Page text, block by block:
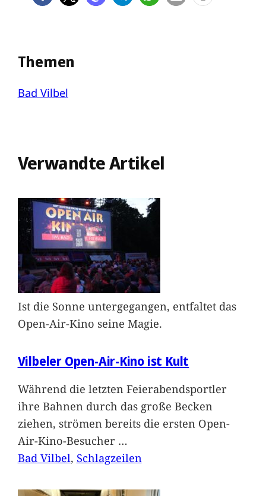
Themen
Bad Vilbel
Verwandte Artikel
Ist die Sonne untergegangen, entfaltet das
Open-Air-Kino seine Magie.
Vilbeler Open-Air-Kino ist Kult
Während die letzten Feierabendsportler
ihre Bahnen durch das große Becken
ziehen, strömen bereits die ersten Open-
Air-Kino-Besucher …
Bad Vilbel, Schlagzeilen